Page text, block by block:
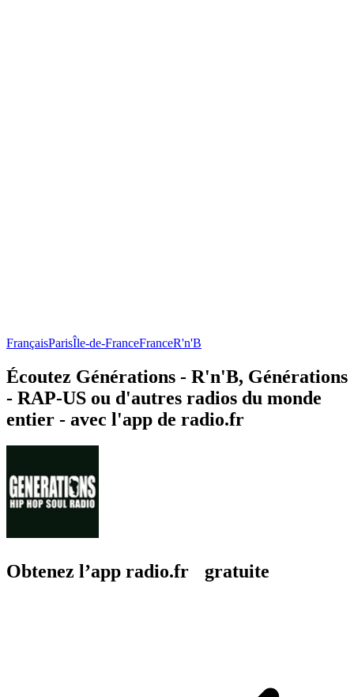
FrançaisParisÎle-de-FranceFranceR'n'B
Écoutez Générations - R'n'B, Générations
- RAP-US ou d'autres radios du monde
entier - avec l'app de radio.fr
Obtenez l’app radio.fr gratuite